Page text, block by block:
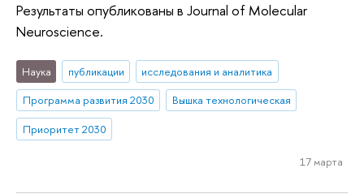
Результаты опубликованы в Journal of Molecular
Neuroscience.
Наука публикации
исследования и аналитика
Программа развития 2030
Вышка технологическая
Приоритет 2030
17 марта